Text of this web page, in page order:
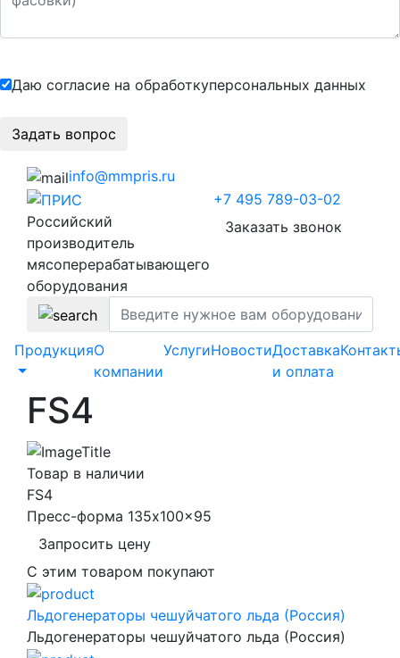
Даю согласие на обработкуперсональных данных
info@mmpris.ru
Российский
производитель
мясоперерабатывающего
оборудования
+7 495 789-03-02
Заказать звонок
ПродукцияО
компании
УслугиНовостиДоставка
и оплата
FS4
Товар в наличии
FS4
Пресс-форма 135x100x95
Запросить цену
С этим товаром покупают
Льдогенераторы чешуйчатого льда (Россия)
Льдогенераторы чешуйчатого льда (Россия)